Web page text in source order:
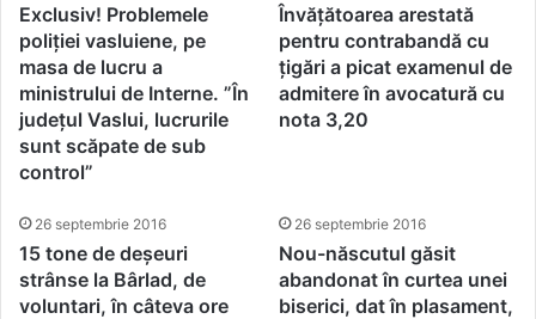
Exclusiv! Problemele
poliției vasluiene, pe
masa de lucru a
ministrului de Interne. ”În
județul Vaslui, lucrurile
sunt scăpate de sub
control”
Învățătoarea arestată
pentru contrabandă cu
țigări a picat examenul de
admitere în avocatură cu
nota 3,20
26 septembrie 2016
15 tone de deșeuri
strânse la Bârlad, de
voluntari, în câteva ore
26 septembrie 2016
Nou-născutul găsit
abandonat în curtea unei
biserici, dat în plasament,